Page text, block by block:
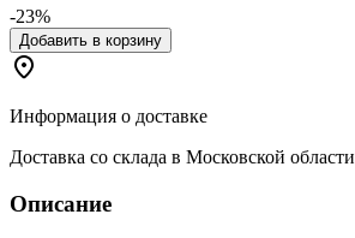
-23%
Добавить в корзину
Информация о доставке
Доставка со склада в Московской области
Описание